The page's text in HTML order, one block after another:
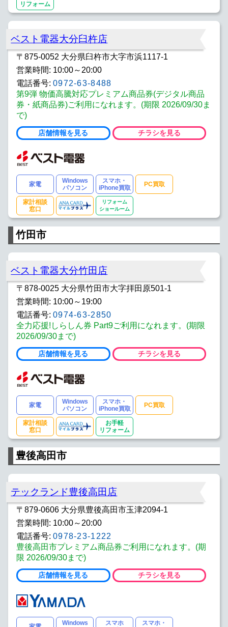
リフォーム
ベスト電器大分臼杵店
〒875-0052 大分県臼杵市大字市浜1117-1
営業時間: 10:00～20:00
電話番号: 0972-63-8488
第9弾 物価高騰対応プレミアム商品券(デジタル商品
券・紙商品券)ご利用になれます。(期限 2026/09/30ま
で)
店舗情報を見る チラシを見る
家電
Windows
パソコン
スマホ・
iPhone買取
PC買取
家計相談
窓口
リフォーム
ショールーム
竹田市
ベスト電器大分竹田店
〒878-0025 大分県竹田市大字拝田原501-1
営業時間: 10:00～19:00
電話番号: 0974-63-2850
全力応援!しらしん券 Part9ご利用になれます。(期限
2026/09/30まで)
店舗情報を見る チラシを見る
家電
Windows
パソコン
スマホ・
iPhone買取
PC買取
家計相談
窓口
お手軽
リフォーム
豊後高田市
テックランド豊後高田店
〒879-0606 大分県豊後高田市玉津2094-1
営業時間: 10:00～20:00
電話番号: 0978-23-1222
豊後高田市プレミアム商品券ご利用になれます。(期
限 2026/09/30まで)
店舗情報を見る チラシを見る
Windows
スマホ
スマホ・